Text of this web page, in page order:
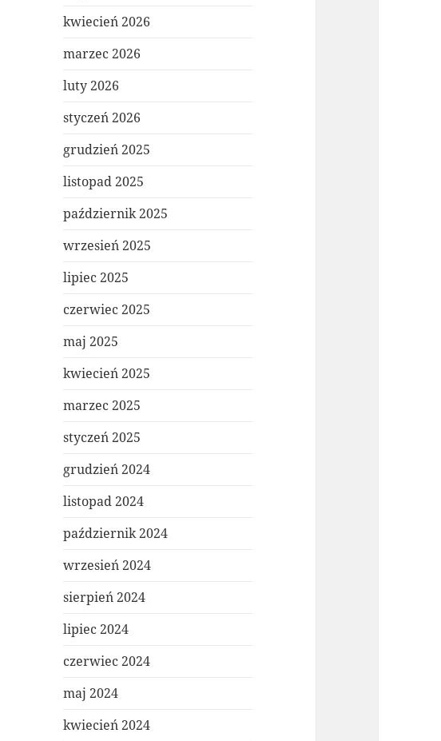
kwiecień 2026
marzec 2026
luty 2026
styczeń 2026
grudzień 2025
listopad 2025
październik 2025
wrzesień 2025
lipiec 2025
czerwiec 2025
maj 2025
kwiecień 2025
marzec 2025
styczeń 2025
grudzień 2024
listopad 2024
październik 2024
wrzesień 2024
sierpień 2024
lipiec 2024
czerwiec 2024
maj 2024
kwiecień 2024